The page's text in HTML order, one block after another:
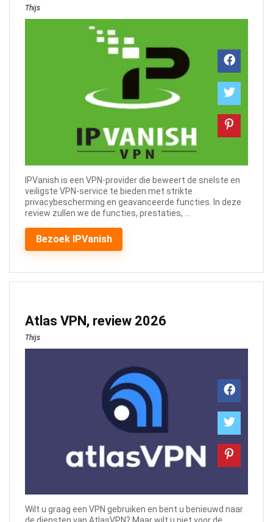
Thijs
IPVanish is een VPN-provider die beweert de snelste en
veiligste VPN-service te bieden met strikte
privacybescherming en geavanceerde functies. In deze
review zullen we de functies, prestaties, ...
Bezoek IPVanish
Atlas VPN, review 2026
Thijs
Wilt u graag een VPN gebruiken en bent u benieuwd naar